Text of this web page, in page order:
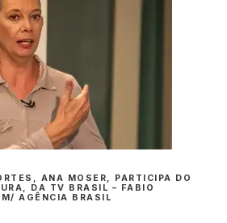
ANA MOSER, PARTICIPA DO
DA TV BRASIL – FABIO
AGÊNCIA BRASIL